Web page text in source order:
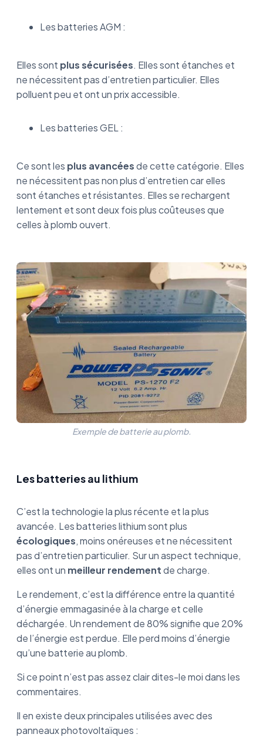
Les batteries AGM :
Elles sont plus sécurisées. Elles sont étanches et
ne nécessitent pas d’entretien particulier. Elles
polluent peu et ont un prix accessible.
Les batteries GEL :
Ce sont les plus avancéesde cette catégorie. Elles
ne nécessitent pas non plus d’entretien car elles
sont étanches et résistantes. Elles se rechargent
lentement et sont deux fois plus coûteuses que
celles à plomb ouvert.
Exemple de batterie au plomb.
Les batteries au lithium
C’est la technologie la plus récente et la plus
avancée. Les batteries lithium sont plus
écologiques, moins onéreuses et ne nécessitent
pas d’entretien particulier. Sur un aspect technique,
elles ont un meilleur rendementde charge.
Le rendement, c’est la différence entre la quantité
d’énergie emmagasinée à la charge et celle
déchargée. Un rendement de 80% signifie que 20%
de l’énergie est perdue. Elle perd moins d’énergie
qu’une batterie au plomb.
Si ce point n’est pas assez clair dites-le moi dans les
commentaires.
Il en existe deux principales utilisées avec des
panneaux photovoltaïques :